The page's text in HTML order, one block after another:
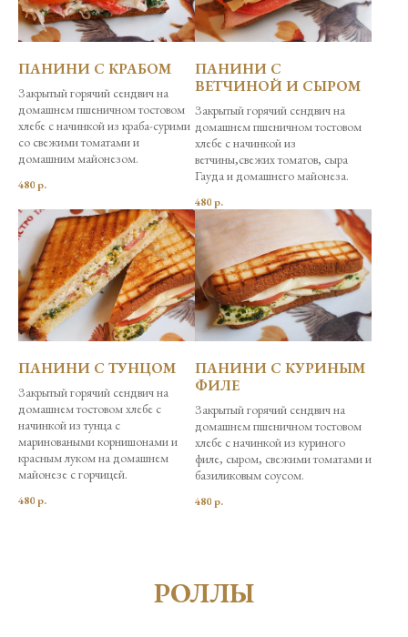
ПАНИНИ С КРАБОМ
Закрытый горячий сендвич на
домашнем пшеничном тостовом
хлебе с начинкой из краба-сурими
со свежими томатами и
домашним майонезом.
480р.
ПАНИНИ С
ВЕТЧИНОЙ И СЫРОМ
Закрытый горячий сендвич на
домашнем пшеничном тостовом
хлебе с начинкой из
ветчины,свежих томатов, сыра
Гауда и домашнего майонеза.
480р.
ПАНИНИ С ТУНЦОМ
Закрытый горячий сендвич на
домашнем тостовом хлебе с
начинкой из тунца с
мариноваными корнишонами и
красным луком на домашнем
майонезе с горчицей.
480р.
ПАНИНИ С КУРИНЫМ
ФИЛЕ
Закрытый горячий сендвич на
домашнем пшеничном тостовом
хлебе с начинкой из куриного
филе, сыром, свежими томатами и
базиликовым соусом.
480р.
РОЛЛЫ